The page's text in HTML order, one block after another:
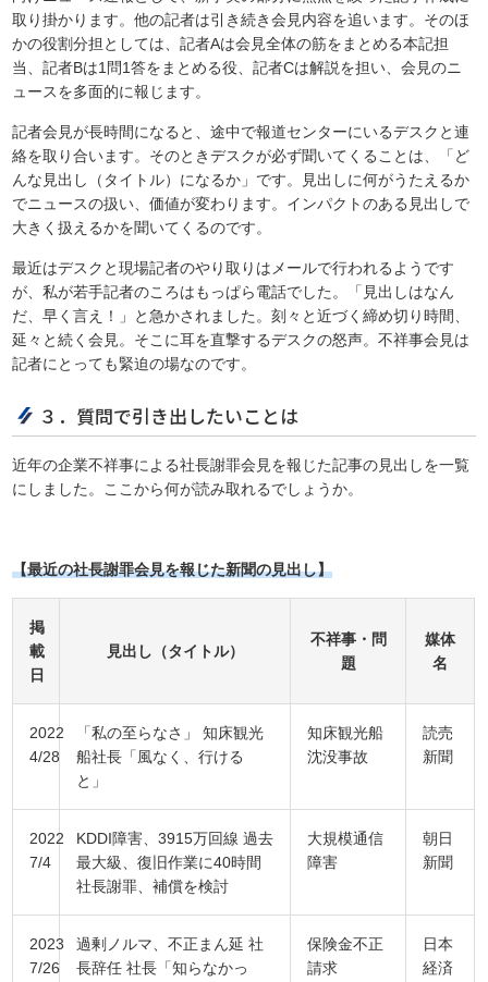
取り掛かります。他の記者は引き続き会見内容を追います。そのほ
かの役割分担としては、記者Aは会見全体の筋をまとめる本記担
当、記者Bは1問1答をまとめる役、記者Cは解説を担い、会見のニ
ュースを多面的に報じます。
記者会見が長時間になると、途中で報道センターにいるデスクと連
絡を取り合います。そのときデスクが必ず聞いてくることは、「ど
んな見出し（タイトル）になるか」です。見出しに何がうたえるか
でニュースの扱い、価値が変わります。インパクトのある見出しで
大きく扱えるかを聞いてくるのです。
最近はデスクと現場記者のやり取りはメールで行われるようです
が、私が若手記者のころはもっぱら電話でした。「見出しはなん
だ、早く言え！」と急かされました。刻々と近づく締め切り時間、
延々と続く会見。そこに耳を直撃するデスクの怒声。不祥事会見は
記者にとっても緊迫の場なのです。
３．質問で引き出したいことは
近年の企業不祥事による社長謝罪会見を報じた記事の見出しを一覧
にしました。ここから何が読み取れるでしょうか。
【最近の社長謝罪会見を報じた新聞の見出し】
掲
載
日
見出し（タイトル）
不祥事・問
題
媒体
名
2022
4/28
「私の至らなさ」 知床観光
船社長「風なく、行ける
と」
知床観光船
沈没事故
読売
新聞
2022
7/4
KDDI障害、3915万回線 過去
最大級、復旧作業に40時間
社長謝罪、補償を検討
大規模通信
障害
朝日
新聞
2023
7/26
過剰ノルマ、不正まん延 社
長辞任 社長「知らなかっ
保険金不正
請求
日本
経済